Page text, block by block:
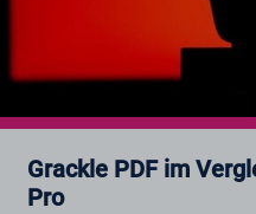
Grackle PDF im
Pro